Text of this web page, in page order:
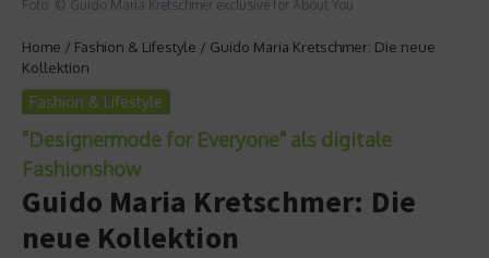
Foto: © Guido Maria Kretschmer exclusive for About You
Home / Fashion & Lifestyle / Guido Maria Kretschmer: Die neue
Kollektion
Fashion & Lifestyle
"Designermode for Everyone" als digitale
Fashionshow
Guido Maria Kretschmer: Die
neue Kollektion